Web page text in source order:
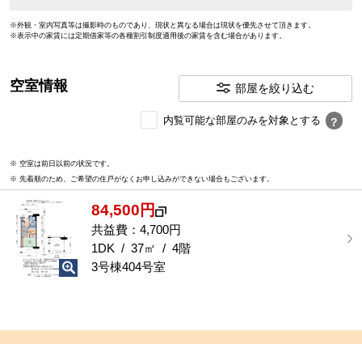
※外観・室内写真等は撮影時のものであり、現状と異なる場合は現状を優先させて頂きます。
※表示中の家賃には定期借家等の各種割引制度適用後の家賃を含む場合があります。
空室情報 部屋を絞り込む
な
屋
を
選
す
内覧可能な部屋のみを対象とする ？
※ 空室は前日以前の状況です。
※ 先着順のため、ご希望の住戸がなくお申し込みができない場合もございます。
84,500円
共益費：4,700円
1DK / 37㎡ / 4階
3号棟404号室